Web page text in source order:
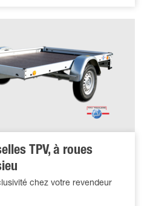
TPV, à roues
chez votre revendeur